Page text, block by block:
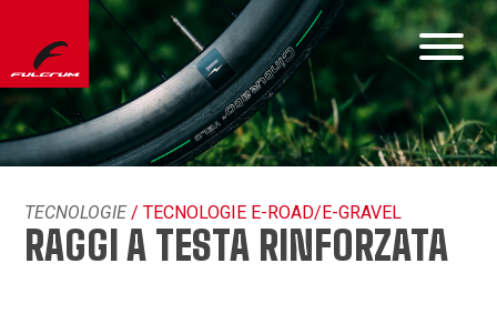
TECNOLOGIE/ TECNOLOGIE E-ROAD/E-GRAVEL
RAGGI A TESTA RINFORZATA